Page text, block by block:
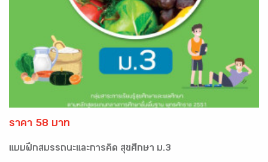
ราคา 58 บาท
แบบฝึกสมรรถนะและการคิด สุขศึกษา ม.3